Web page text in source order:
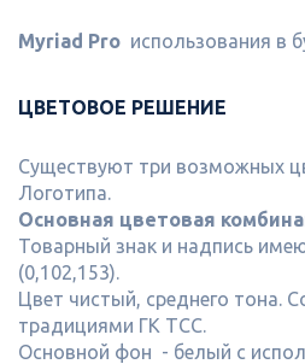
Myriad Pro использования в
ЦВЕТОВОЕ РЕШЕНИЕ
Существуют три возможных
Логотипа.
Основная цветовая
Товарный знак и надпись
(0,102,153).
Цвет чистый, среднего тона.
традициями ГК ТСС.
Основной фон - белый с